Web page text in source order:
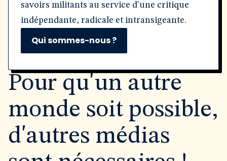
savoirs militants au service d'une critique
indépendante, radicale et intransigeante.
Qui sommes-nous ?
Pour qu'un autre
monde soit possible,
d'autres médias